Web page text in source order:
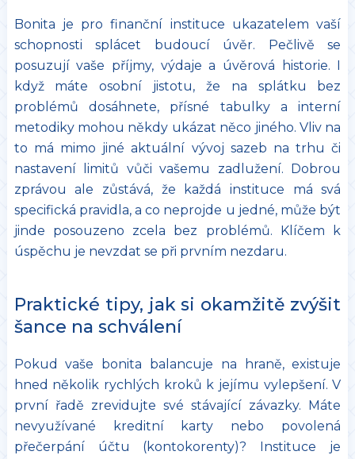
Bonita je pro finanční instituce ukazatelem vaší
schopnosti splácet budoucí úvěr. Pečlivě se
posuzují vaše příjmy, výdaje a úvěrová historie. I
když máte osobní jistotu, že na splátku bez
problémů dosáhnete, přísné tabulky a interní
metodiky mohou někdy ukázat něco jiného. Vliv na
to má mimo jiné aktuální vývoj sazeb na trhu či
nastavení limitů vůči vašemu zadlužení. Dobrou
zprávou ale zůstává, že každá instituce má svá
specifická pravidla, a co neprojde u jedné, může být
jinde posouzeno zcela bez problémů. Klíčem k
úspěchu je nevzdat se při prvním nezdaru.
Praktické tipy, jak si okamžitě zvýšit
šance na schválení
Pokud vaše bonita balancuje na hraně, existuje
hned několik rychlých kroků k jejímu vylepšení. V
první řadě zrevidujte své stávající závazky. Máte
nevyužívané kreditní karty nebo povolená
přečerpání účtu (kontokorenty)? Instituce je